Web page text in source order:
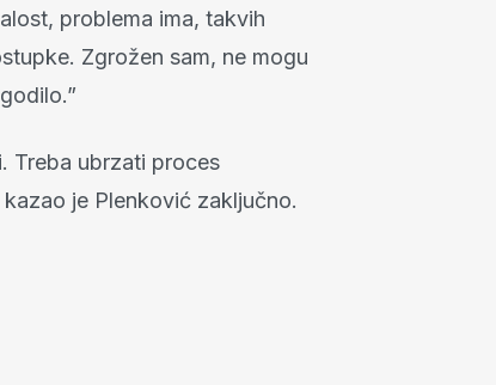
problema ima, takvih
Zgrožen sam, ne mogu
Treba ubrzati proces
je Plenković zaključno.